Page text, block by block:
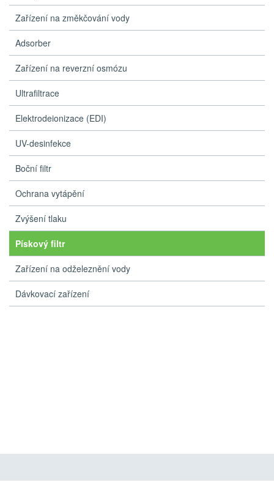
Zařízení na změkčování vody
Adsorber
Zařízení na reverzní osmózu
Ultrafiltrace
Elektrodeionizace (EDI)
UV-desinfekce
Boční filtr
Ochrana vytápění
Zvýšení tlaku
Pískový filtr
Zařízení na odželeznění vody
Dávkovací zařízení